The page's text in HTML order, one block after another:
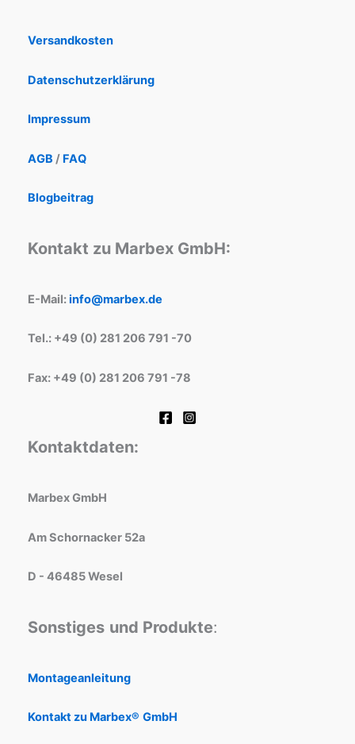
Versandkosten
Datenschutzerklärung
Impressum
AGB / FAQ
Blogbeitrag
Kontakt zu Marbex GmbH:
E-Mail:info@marbex.de
Tel.: +49 (0) 281 206 791 -70
Fax: +49 (0) 281 206 791 -78
Kontaktdaten:
Marbex GmbH
Am Schornacker 52a
D - 46485 Wesel
Sonstiges und Produkte:
Montageanleitung
Kontakt zu Marbex® GmbH